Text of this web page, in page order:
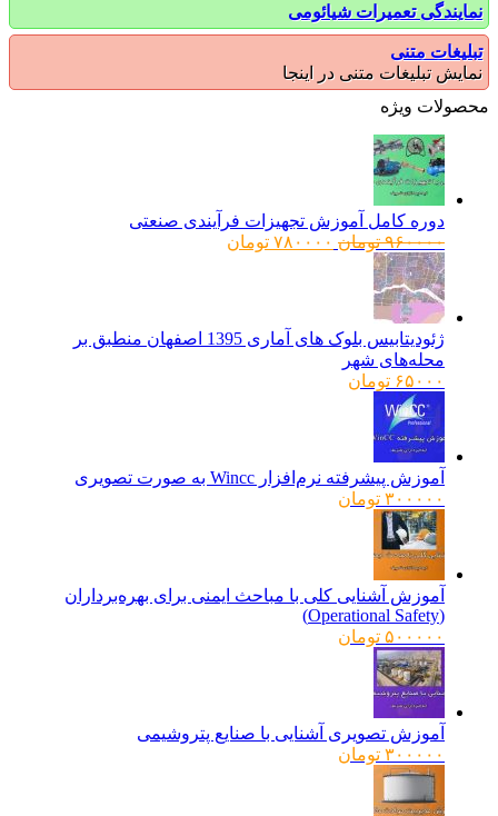
تعمیرات شیائومی
متنی
تبلیغات متنی در اینجا
ویژه
دوره کامل آموزش تجهیزات فرآیندی صنعتی
۹۶۰۰۰۰ تومانقیمت
۷۸۰۰۰۰ تومانقیمت
ژئودیتابیس بلوک های آماری 1395 اصفهان منطبق بر
محله‌های شهر
۶۵۰۰۰ تومان
آموزش پیشرفته نرم‌افزار Wincc به صورت تصویری
۳۰۰۰۰۰ تومان
آموزش آشنایی کلی با مباحث ایمنی برای بهره‌برداران
۵۰۰۰۰۰ تومان
آموزش تصویری آشنایی با صنایع پتروشیمی
۳۰۰۰۰۰ تومان